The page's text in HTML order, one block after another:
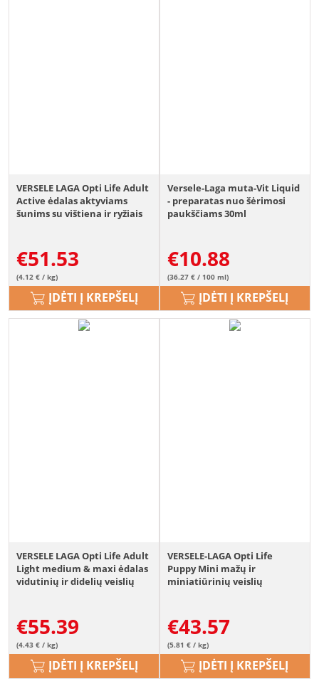
VERSELE LAGA Opti Life Adult
Active ėdalas aktyviams
šunims su vištiena ir ryžiais
€51.53
(4.12 € / kg)
ĮDĖTI Į KREPŠELĮ
Versele-Laga muta-Vit Liquid
- preparatas nuo šėrimosi
paukščiams 30ml
€10.88
(36.27 € / 100 ml)
ĮDĖTI Į KREPŠELĮ
VERSELE LAGA Opti Life Adult
Light medium & maxi ėdalas
vidutinių ir didelių veislių
€55.39
(4.43 € / kg)
ĮDĖTI Į KREPŠELĮ
VERSELE-LAGA Opti Life
Puppy Mini mažų ir
miniatiūrinių veislių
€43.57
(5.81 € / kg)
ĮDĖTI Į KREPŠELĮ